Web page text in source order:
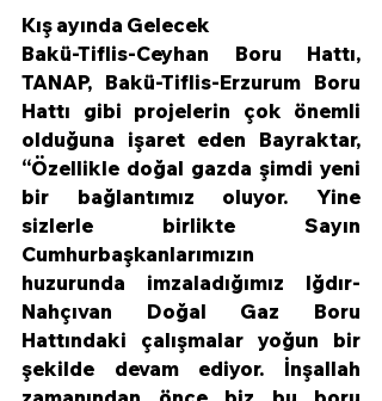
Kış ayında Gelecek
Bakü-Tiflis-Ceyhan Boru Hattı,
TANAP, Bakü-Tiflis-Erzurum Boru
Hattı gibi projelerin çok önemli
olduğuna işaret eden Bayraktar,
“Özellikle doğal gazda şimdi yeni
bir bağlantımız oluyor. Yine
sizlerle birlikte Sayın
Cumhurbaşkanlarımızın
huzurunda imzaladığımız Iğdır-
Nahçıvan Doğal Gaz Boru
Hattındaki çalışmalar yoğun bir
şekilde devam ediyor. İnşallah